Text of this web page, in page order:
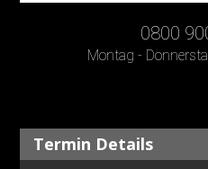
0800
Montag -
Termin Details